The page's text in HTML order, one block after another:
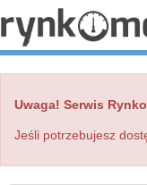
Uwaga! Serwis
Jeśli potrzebujesz